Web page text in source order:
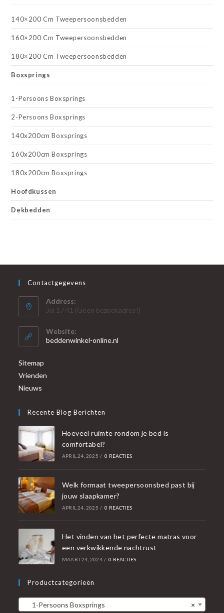
140×200 Cm Tweepersoonsbedden
160×200 Cm Tweepersoonsbedden
180×200 Cm Tweepersoonsbedden
Boxsprings
1-Persoons Boxsprings
2-Persoons Boxsprings
140x200cm Boxsprings
160x200cm Boxsprings
180x200cm Boxsprings
Hoofdkussen
Dekbedden
Contactgegevens
Address:
Jol 17 41 (Geen bezoekadres!)
Website:
beddenwinkel-online.nl
Sitemap
Vrienden
Nieuws
Recente Blog Berichten
Hoeveel ruimte rondom je bed is
comfortabel?
APRIL 24, 2025 / 0 REACTIES
Welk formaat tweepersoonsbed past bij
jouw slaapkamer?
APRIL 24, 2025 / 0 REACTIES
Het vinden van het perfecte matras voor
een verkwikkende nachtrust
MAART 24, 2024 / 0 REACTIES
Productcategorieën
×
1-Persoons Boxsprings